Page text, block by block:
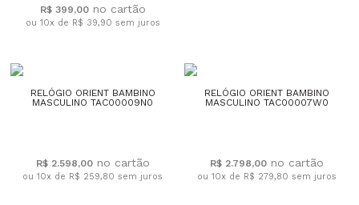
R$ 399,00
ou 10x de R$ 39,90 sem juros
RELÓGIO ORIENT BAMBINO
MASCULINO TAC00009N0
R$ 2.598,00
ou 10x de R$ 259,80 sem juros
RELÓGIO ORIENT BAMBINO
MASCULINO TAC00007W0
R$ 2.798,00
ou 10x de R$ 279,80 sem juros